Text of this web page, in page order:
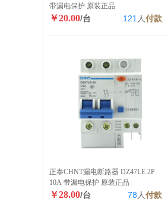
带漏电保护 原装正品
￥20.00/台 121 人付款
正泰CHNT漏电断路器 DZ47LE 2P
10A 带漏电保护 原装正品
￥28.00/台 78 人付款